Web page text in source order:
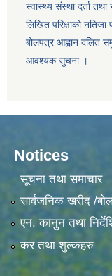
स्वास्थ्य संस्था दर्ता
लिखित परिक्षाको
बोलपत्र आह्वान दलित
आवश्यक सुचना ।
Notices
सूचना तथा समाचार
सार्वजनिक खरीद /
एन, कानुन तथा
कर तथा शुल्कहरु